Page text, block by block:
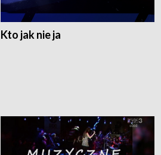
Kto jak nie ja